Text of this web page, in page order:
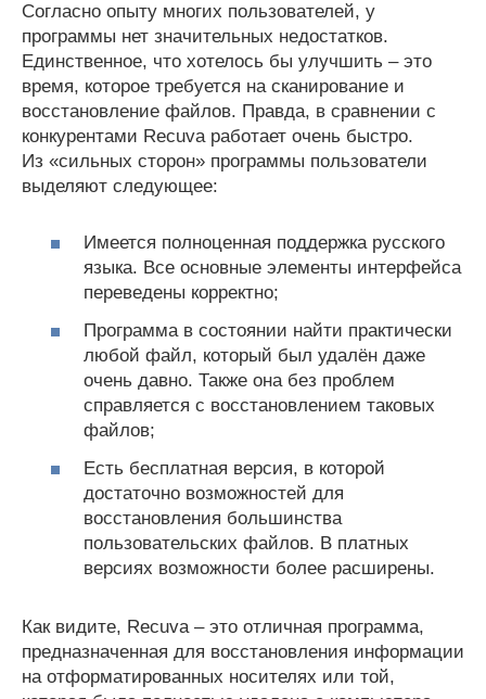
Согласно опыту многих пользователей, у
программы нет значительных недостатков.
Единственное, что хотелось бы улучшить – это
время, которое требуется на сканирование и
восстановление файлов. Правда, в сравнении с
конкурентами Recuva работает очень быстро.
Из «сильных сторон» программы пользователи
выделяют следующее:
Имеется полноценная поддержка русского
языка. Все основные элементы интерфейса
переведены корректно;
Программа в состоянии найти практически
любой файл, который был удалён даже
очень давно. Также она без проблем
справляется с восстановлением таковых
файлов;
Есть бесплатная версия, в которой
достаточно возможностей для
восстановления большинства
пользовательских файлов. В платных
версиях возможности более расширены.
Как видите, Recuva – это отличная программа,
предназначенная для восстановления информации
на отформатированных носителях или той,